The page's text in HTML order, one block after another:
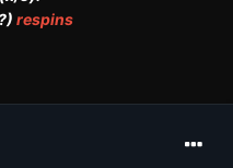
?) respins